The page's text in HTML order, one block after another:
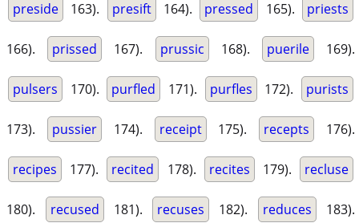
preside 163). presift 164). pressed 165). priests
166). prissed 167). prussic 168). puerile 169).
pulsers 170). purfled 171). purfles 172). purists
173). pussier 174). receipt 175). recepts 176).
recipes 177). recited 178). recites 179). recluse
180). recused 181). recuses 182). reduces 183).